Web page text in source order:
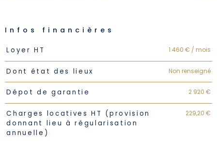
Infos financières
Caractéristiques
Loyer HT 1 460 € / mois
Dont état des lieux Non renseigné
Dépot de garantie 2 920 €
Charges locatives HT (provision
donnant lieu à régularisation
annuelle)
229,20 €